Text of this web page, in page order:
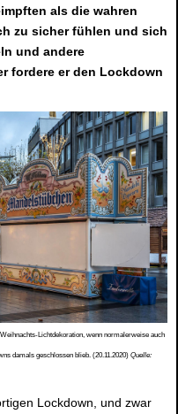
als die wahren
zu sicher fühlen und sich
und andere
fordere er den Lockdown
Lichtdekoration, wenn normalerweise auch
damals geschlossen blieb. (20.11.2020) Quelle:
Lockdown, und zwar